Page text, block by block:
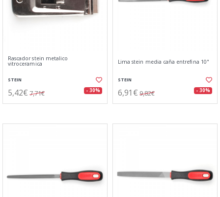
Rascador stein metalico
vitroceramica
STEIN
5,42€ 7,71€ - 30%
Lima stein media caña entrefina 10"
STEIN
6,91€ 9,82€ - 30%